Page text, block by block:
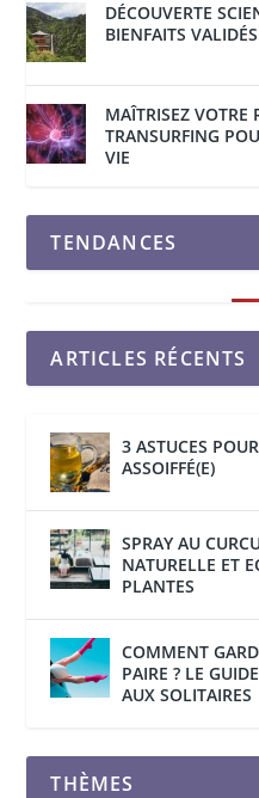
DÉCOUVERTE
BIENFAITS
MAÎTRISEZ VOTRE
TRANSURFING
VIE
TENDANCES
ARTICLES RÉCENTS
3 ASTUCES
ASSOIFFÉ(E)
SPRAY AU
NATURELLE ET
PLANTES
COMMENT
PAIRE ? LE
AUX SOLITAIRES
THÈMES